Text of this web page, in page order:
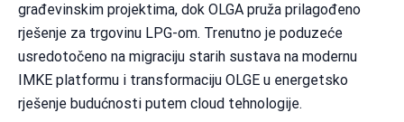
građevinskim projektima, dok OLGA pruža prilagođeno
rješenje za trgovinu LPG-om. Trenutno je poduzeće
usredotočeno na migraciju starih sustava na modernu
IMKE platformu i transformaciju OLGE u energetsko
rješenje budućnosti putem cloud tehnologije.